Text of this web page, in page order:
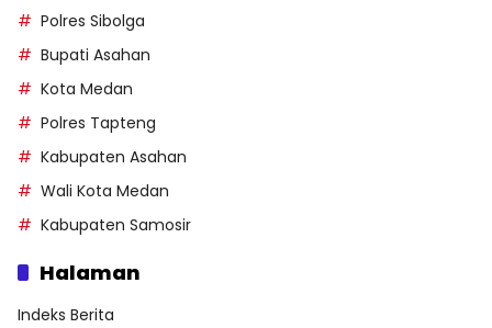
Polres Sibolga
Bupati Asahan
Kota Medan
Polres Tapteng
Kabupaten Asahan
Wali Kota Medan
Kabupaten Samosir
Halaman
Indeks Berita